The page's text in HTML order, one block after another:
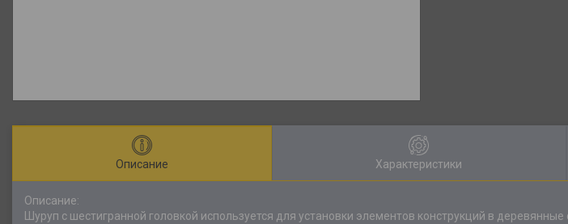
Описание Характеристики
Описание:
Шуруп с шестигранной головкой используется для установки элементов конструкций в